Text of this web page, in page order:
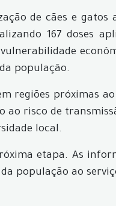
de cães e gatos
167 doses
população.
regiões próximas
risco de
local.
etapa. As
população ao